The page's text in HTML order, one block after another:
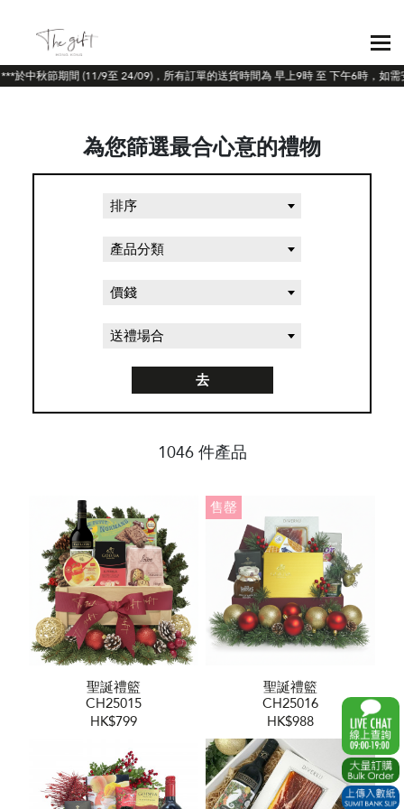
於中秋節期間 (11/9至 24/09)，所有訂單的送貨時間為 早上9時 至 下午6時，如需
為您篩選最合心意的禮物
排序
產品分類
價錢
送禮場合
去
1046 件產品
聖誕禮籃
CH25015
HK$799
售罄
聖誕禮籃
CH25016
HK$988